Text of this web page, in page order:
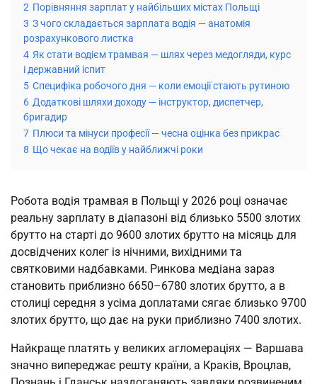
2 Порівняння зарплат у найбільших містах Польщі
3 З чого складається зарплата водія — анатомія
розрахункового листка
4 Як стати водієм трамвая — шлях через медогляди, курс
і державний іспит
5 Специфіка робочого дня — коли емоції стають рутиною
6 Додаткові шляхи доходу — інструктор, диспетчер,
бригадир
7 Плюси та мінуси професії — чесна оцінка без прикрас
8 Що чекає на водіїв у найближчі роки
Робота водія трамвая в Польщі у 2026 році означає
реальну зарплату в діапазоні від близько 5500 злотих
брутто на старті до 9600 злотих брутто на місяць для
досвідчених колег із нічними, вихідними та
святковими надбавками. Ринкова медіана зараз
становить приблизно 6650–6780 злотих брутто, а в
столиці середня з усіма доплатами сягає близько 9700
злотих брутто, що дає на руки приблизно 7400 злотих.
Найкраще платять у великих агломераціях — Варшава
значно випереджає решту країни, а Краків, Вроцлав,